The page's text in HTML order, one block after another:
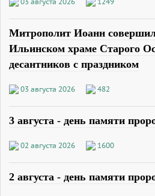
Митрополит Иоанн
Ильинском храме Старого
десантников с праздником
03 августа 2026 482
3 августа - день памяти
02 августа 2026 1600
2 августа - день памяти